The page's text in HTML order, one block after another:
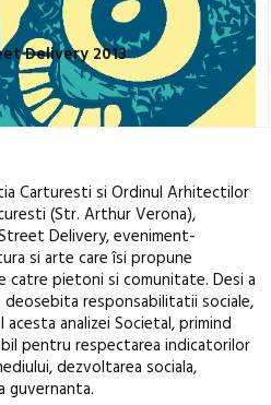
Delivery 2013
Carturesti si Ordinul Arhitectilor
(Str. Arthur Verona),
Delivery, eveniment-
si arte care îsi propune
catre pietoni si comunitate. Desi a
responsabilitatii sociale,
analizei Societal, primind
pentru respectarea indicatorilor
dezvoltarea sociala,
guvernanta.